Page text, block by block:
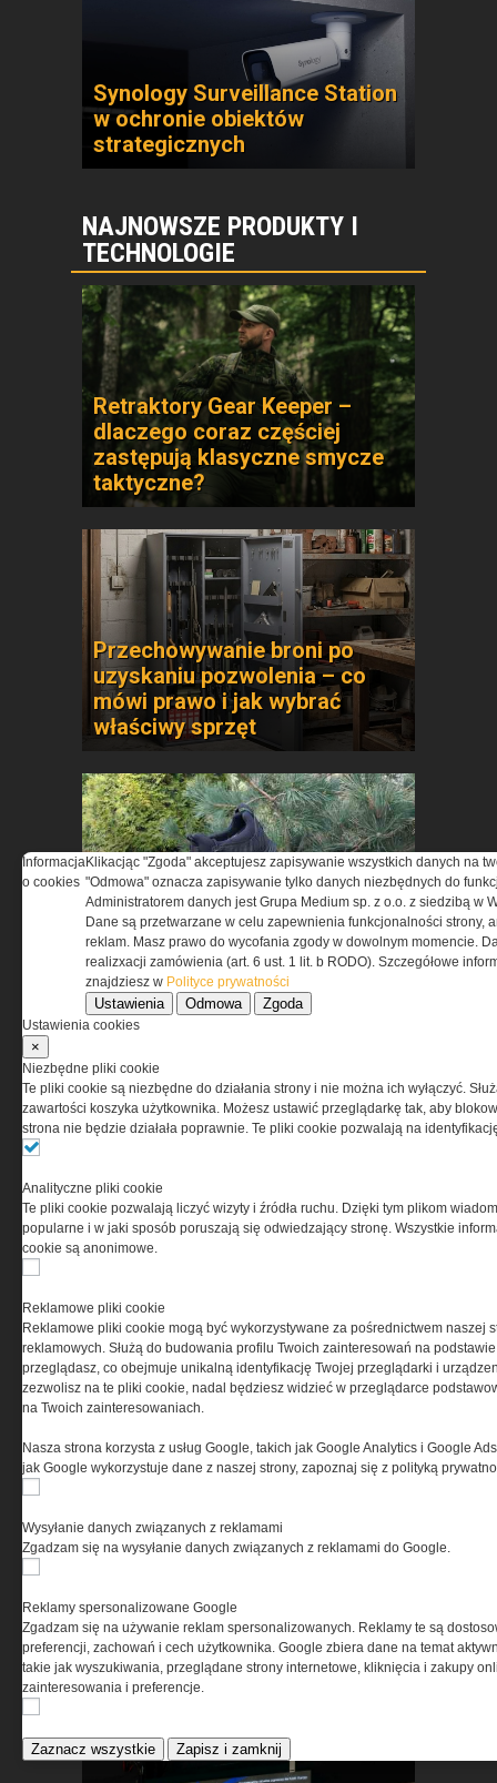
Synology Surveillance Station
w ochronie obiektów
strategicznych
NAJNOWSZE PRODUKTY I
TECHNOLOGIE
Retraktory Gear Keeper –
dlaczego coraz częściej
zastępują klasyczne smycze
taktyczne?
Przechowywanie broni po
uzyskaniu pozwolenia – co
mówi prawo i jak wybrać
właściwy sprzęt
Test obuwia taktycznego
BOSP Taras Low
w ochronie obiektów
strategicznych
Pasywna osłona antydronowa
krytycznej
ASTRIVA. Kiedy ochrona
balistyczna zaczyna się w
laboratorium
Informacja
o cookies
Klikacjąc "Zgoda" akceptujesz zapisywanie wszystkich danych na
"Odmowa" oznacza zapisywanie tylko danych niezbędnych do
Administratorem danych jest Grupa Medium sp. z o.o. z siedzibą w
Dane są przetwarzane w celu zapewnienia funkcjonalności strony,
reklam. Masz prawo do wycofania zgody w dowolnym momencie.
realizxacji zamówienia (art. 6 ust. 1 lit. b RODO). Szczegółowe
znajdziesz w Polityce prywatności
Ustawienia Odmowa Zgoda
Ustawienia cookies
×
Niezbędne pliki cookie
Te pliki cookie są niezbędne do działania strony i nie można ich wyłączyć.
zawartości koszyka użytkownika. Możesz ustawić przeglądarkę tak, aby
strona nie będzie działała poprawnie. Te pliki cookie pozwalają na
Analityczne pliki cookie
Te pliki cookie pozwalają liczyć wizyty i źródła ruchu. Dzięki tym plikom
popularne i w jaki sposób poruszają się odwiedzający stronę. Wszystkie
cookie są anonimowe.
Reklamowe pliki cookie
Reklamowe pliki cookie mogą być wykorzystywane za pośrednictwem naszej
reklamowych. Służą do budowania profilu Twoich zainteresowań na
przeglądasz, co obejmuje unikalną identyfikację Twojej przeglądarki i
zezwolisz na te pliki cookie, nadal będziesz widzieć w przeglądarce
na Twoich zainteresowaniach.
Nasza strona korzysta z usług Google, takich jak Google Analytics i Google
jak Google wykorzystuje dane z naszej strony, zapoznaj się z polityką
Wysyłanie danych związanych z reklamami
Zgadzam się na wysyłanie danych związanych z reklamami do Google.
Reklamy spersonalizowane Google
Zgadzam się na używanie reklam spersonalizowanych. Reklamy te są
preferencji, zachowań i cech użytkownika. Google zbiera dane na temat
takie jak wyszukiwania, przeglądane strony internetowe, kliknięcia i zakupy
zainteresowania i preferencje.
Zaznacz wszystkie Zapisz i zamknij